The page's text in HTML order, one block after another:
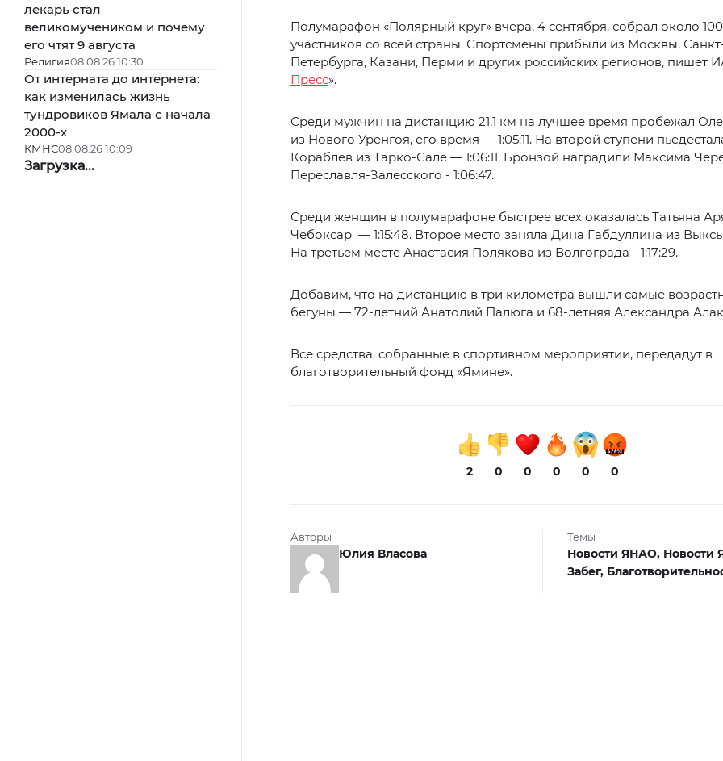
лекарь стал
великомучеником и почему
его чтят 9 августа
Религия08.08.26 10:30
От интерната до интернета:
как изменилась жизнь
тундровиков Ямала с начала
2000-х
КМНС08.08.26 10:09
Загрузка...
Полумарафон «Полярный круг» вчера, 4 сентября, собрал около
участников со всей страны. Спортсмены прибыли из Москвы,
Петербурга, Казани, Перми и других российских регионов, пишет
Пресс».
Среди мужчин на дистанцию 21,1 км на лучшее время пробежал
из Нового Уренгоя, его время — 1:05:11. На второй ступени
Кораблев из Тарко-Сале — 1:06:11. Бронзой наградили Максима
Переславля-Залесского - 1:06:47.
Среди женщин в полумарафоне быстрее всех оказалась Татьяна
Чебоксар — 1:15:48. Второе место заняла Дина Габдуллина из Выксы
На третьем месте Анастасия Полякова из Волгограда - 1:17:29.
Добавим, что на дистанцию в три километра вышли самые
бегуны — 72-летний Анатолий Палюга и 68-летняя Александра
Все средства, собранные в спортивном мероприятии, передадут в
благотворительный фонд «Ямине».
2 0 0 0 0 0
Авторы
Юлия Власова
Темы
Новости ЯНАО, Новости
Забег,